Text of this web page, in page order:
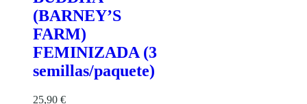
(BARNEY’S
FARM)
FEMINIZADA (3
semillas/paquete)
25,90 €